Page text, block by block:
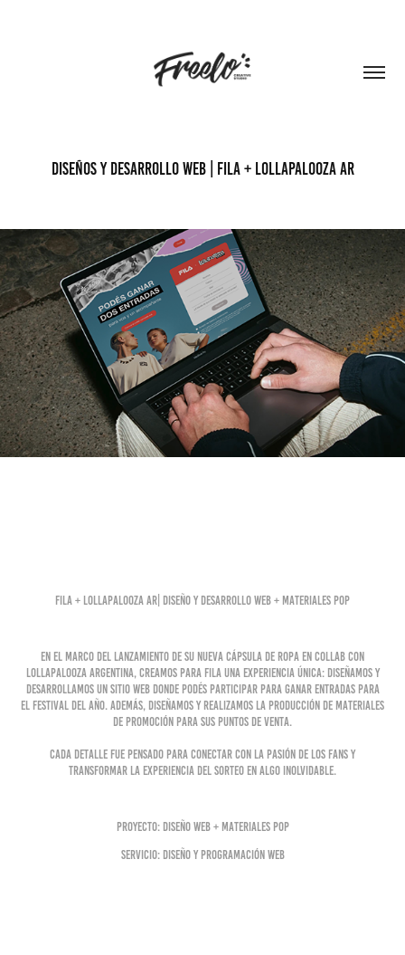
Diseños y desarrollo web | FILA + LOLLAPALOOZA AR
FILA + LOLLAPALOOZA AR| Diseño y desarrollo web + materiales POP
En el marco del lanzamiento de su nueva cápsula de ropa en collab con
Lollapalooza Argentina, creamos para Fila una experiencia única: diseñamos y
desarrollamos un sitio web donde podés participar para ganar entradas para
el festival del año. Además, diseñamos y realizamos la producción de materiales
de promoción para sus puntos de venta.
Cada detalle fue pensado para conectar con la pasión de los fans y
transformar la experiencia del sorteo en algo inolvidable.
Proyecto: Diseño web + Materiales POP
Servicio: Diseño y Programación Web